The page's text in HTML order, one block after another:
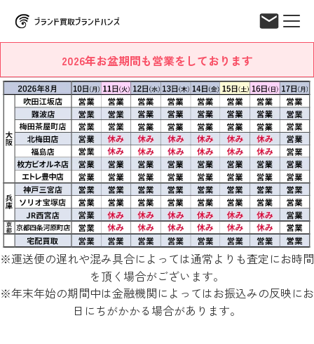
2026年お盆期間も営業をしております
※運送便の遅れや混み具合によっては通常よりも査定にお時間
を頂く場合がございます。
※年末年始の期間中は金融機関によってはお振込みの反映にお
日にちがかかる場合があります。